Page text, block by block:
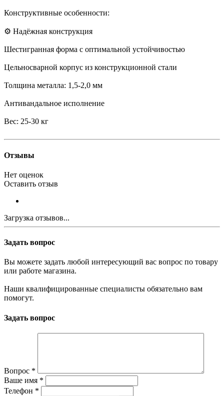
Конструктивные особенности:
⚙️ Надёжная конструкция
Шестигранная форма с оптимальной устойчивостью
Цельносварной корпус из конструкционной стали
Толщина металла: 1,5-2,0 мм
Антивандальное исполнение
Вес: 25-30 кг
Отзывы
Нет оценок
Оставить отзыв
Загрузка отзывов...
Задать вопрос
Вы можете задать любой интересующий вас вопрос по товару
или работе магазина.
Наши квалифицированные специалисты обязательно вам
помогут.
Задать вопрос
Вопрос *
Ваше имя *
Телефон *